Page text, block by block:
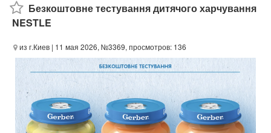
Безкоштовне тестування дитячого харчування
NESTLE
из г.Киев | 11 мая 2026, №3369, просмотров: 136